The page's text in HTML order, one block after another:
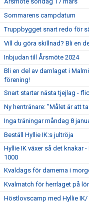
Sommarens campdatum
Truppbygget snart redo för
Vill du göra skillnad? Bli en
Inbjudan till Årsmöte 2024
Bli en del av damlaget i
förening!
Snart startar nästa tjejlag -
Ny herrtränare: ”Målet är att
Inga träningar måndag 8
Beställ Hyllie IK:s jultröja
Hyllie IK växer så det knakar
1000
Kvaldags för damerna i
Kvalmatch för herrlaget på
Höstlovscamp med Hyllie IK/